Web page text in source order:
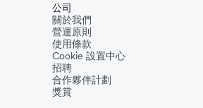
公司
關於我們
營運原則
使用條款
Cookie 設置中心
招聘
合作夥伴計劃
獎賞